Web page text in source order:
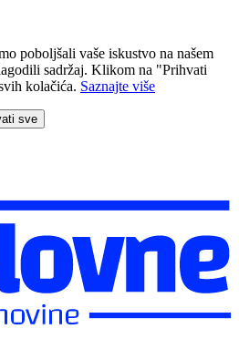
poboljšali vaše iskustvo na našem
sadržaj. Klikom na "Prihvati
kolačića. Saznajte više
sve